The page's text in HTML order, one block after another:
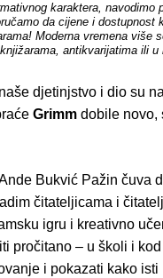
karaktera, navodimo
da cijene i dostupnost
Moderna vremena više
antikvarijatima ili u
djetinjstvo i dio su
Grimm dobile novo,
Bukvić Pažin čuva
čitateljicama i
igru i kreativno
pročitano – u školi i
i pokazati kako